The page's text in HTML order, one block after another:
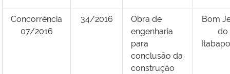
Concorrência
07/2016
34/2016
Obra de
engenharia
para
conclusão da
construção
Bom
do